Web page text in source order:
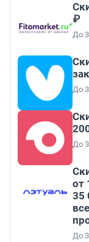
₽
До
До
До
от
35
До